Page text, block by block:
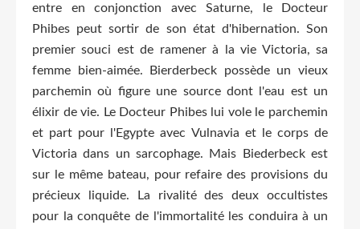
entre en conjonction avec Saturne, le Docteur
Phibes peut sortir de son état d'hibernation. Son
premier souci est de ramener à la vie Victoria, sa
femme bien-aimée. Bierderbeck possède un vieux
parchemin où figure une source dont l'eau est un
élixir de vie. Le Docteur Phibes lui vole le parchemin
et part pour l'Egypte avec Vulnavia et le corps de
Victoria dans un sarcophage. Mais Biederbeck est
sur le même bateau, pour refaire des provisions du
précieux liquide. La rivalité des deux occultistes
pour la conquête de l'immortalité les conduira à un